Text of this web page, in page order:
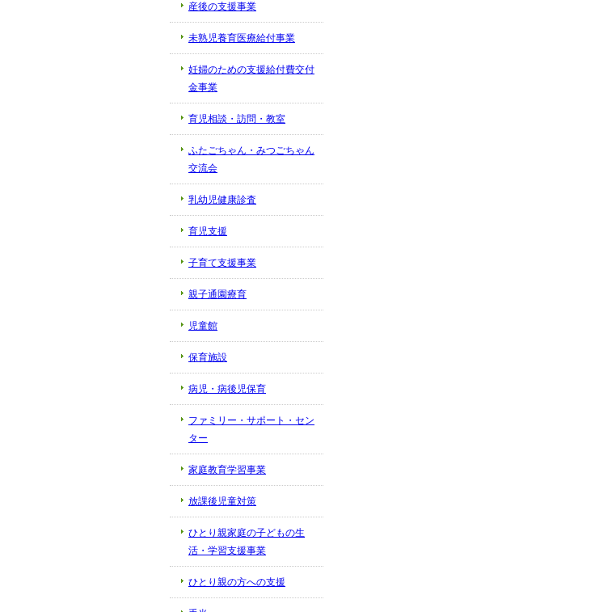
産後の支援事業
未熟児養育医療給付事業
妊婦のための支援給付費交付
金事業
育児相談・訪問・教室
ふたごちゃん・みつごちゃん
交流会
乳幼児健康診査
育児支援
子育て支援事業
親子通園療育
児童館
保育施設
病児・病後児保育
ファミリー・サポート・セン
ター
家庭教育学習事業
放課後児童対策
ひとり親家庭の子どもの生
活・学習支援事業
ひとり親の方への支援